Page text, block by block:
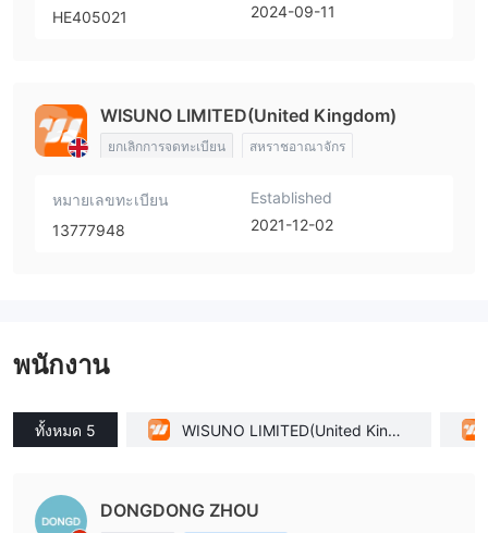
HE405021 2024-09-11
WISUNO LIMITED(United Kingdom)
ยกเลิกการจดทะเบียน สหราชอาณาจักร
หมายเลขทะเบียน
13777948
Established
2021-12-02
พนักงาน
ทั้งหมด 5
WISUNO LIMITED(United Kingd
DONGDONG ZHOU